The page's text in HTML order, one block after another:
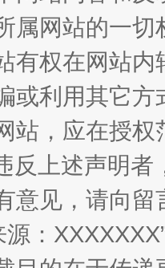
作
属网站的一
有权在网站
或利用其它
站，应在授
反上述声明
意见，请向
源：